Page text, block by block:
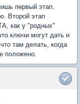
первый этап.
Второй этап
как у "родных"
ключи могут дать и
там делать, когда
положено.